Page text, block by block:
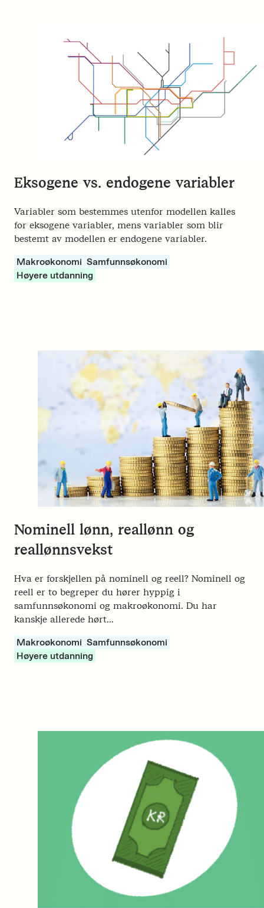
Eksogene vs. endogene variabler
Variabler som bestemmes utenfor modellen kalles
for eksogene variabler, mens variabler som blir
bestemt av modellen er endogene variabler.
Makroøkonomi Samfunnsøkonomi
Høyere utdanning
Nominell lønn, reallønn og
reallønnsvekst
Hva er forskjellen på nominell og reell? Nominell og
reell er to begreper du hører hyppig i
samfunnsøkonomi og makroøkonomi. Du har
kanskje allerede hørt…
Makroøkonomi Samfunnsøkonomi
Høyere utdanning